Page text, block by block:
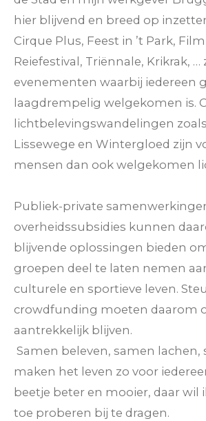
hier blijvend en breed op
Cirque Plus, Feest in ’t Park,
Reiefestival, Triënnale, Krikrak, …
evenementen waarbij iedereen
laagdrempelig welgekomen is.
lichtbelevingswandelingen
Lissewege en Wintergloed zijn
mensen dan ook welgekomen
Publiek-private
overheidssubsidies kunnen
blijvende oplossingen bieden
groepen deel te laten nemen
culturele en sportieve leven.
crowdfunding moeten daarom
aantrekkelijk blijven.
Samen beleven, samen lachen,
maken het leven zo voor
beetje beter en mooier, daar wil
toe proberen bij te dragen.